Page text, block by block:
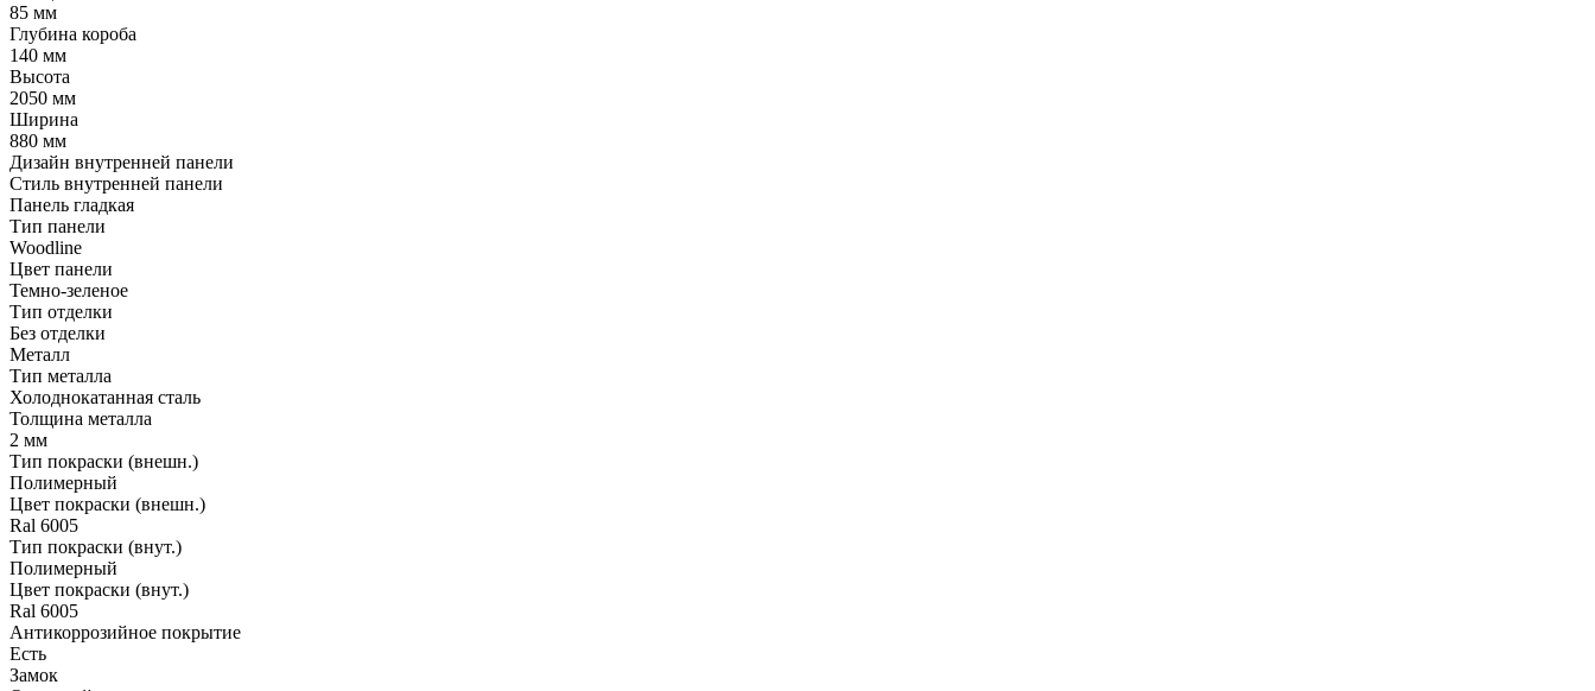
85 мм
Глубина короба
140 мм
Высота
2050 мм
Ширина
880 мм
Дизайн внутренней панели
Стиль внутренней панели
Панель гладкая
Тип панели
Woodline
Цвет панели
Темно-зеленое
Тип отделки
Без отделки
Металл
Тип металла
Холоднокатанная сталь
Толщина металла
2 мм
Тип покраски (внешн.)
Полимерный
Цвет покраски (внешн.)
Ral 6005
Тип покраски (внут.)
Полимерный
Цвет покраски (внут.)
Ral 6005
Антикоррозийное покрытие
Есть
Замок